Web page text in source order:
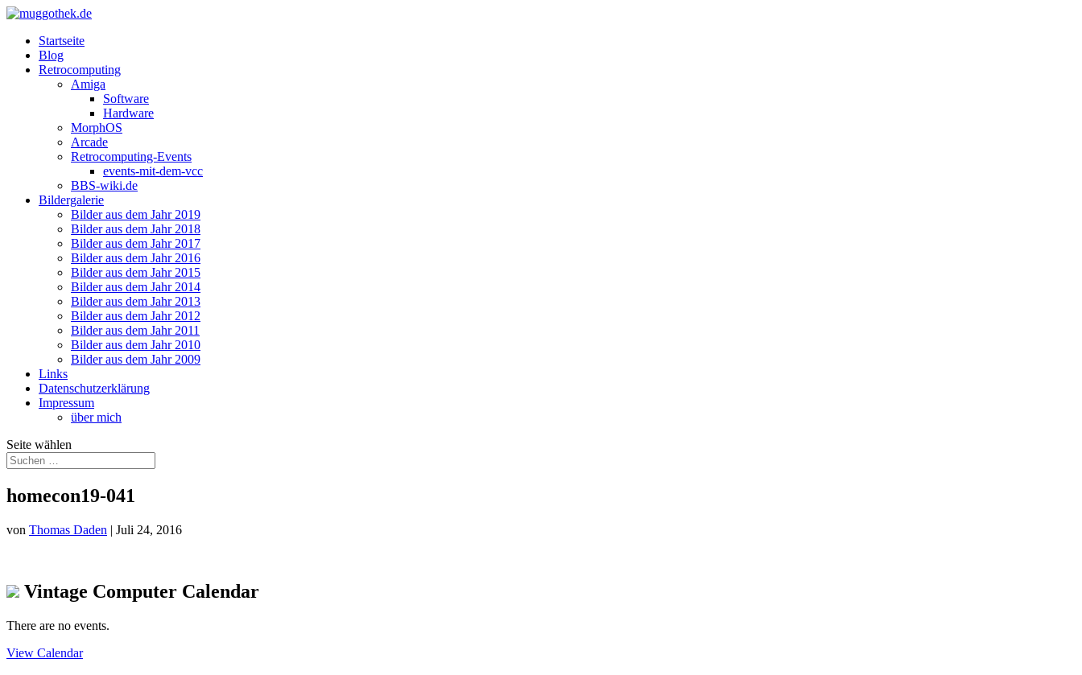
Startseite
Blog
Retrocomputing
Amiga
Software
Hardware
MorphOS
Arcade
Retrocomputing-Events
events-mit-dem-vcc
BBS-wiki.de
Bildergalerie
Bilder aus dem Jahr 2019
Bilder aus dem Jahr 2018
Bilder aus dem Jahr 2017
Bilder aus dem Jahr 2016
Bilder aus dem Jahr 2015
Bilder aus dem Jahr 2014
Bilder aus dem Jahr 2013
Bilder aus dem Jahr 2012
Bilder aus dem Jahr 2011
Bilder aus dem Jahr 2010
Bilder aus dem Jahr 2009
Links
Datenschutzerklärung
Impressum
über mich
Seite wählen
homecon19-041
von Thomas Daden | Juli 24, 2016
Vintage Computer Calendar
There are no events.
View Calendar